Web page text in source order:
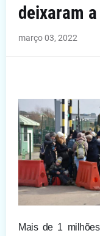
deixaram
março 03, 2022
Mais de 1